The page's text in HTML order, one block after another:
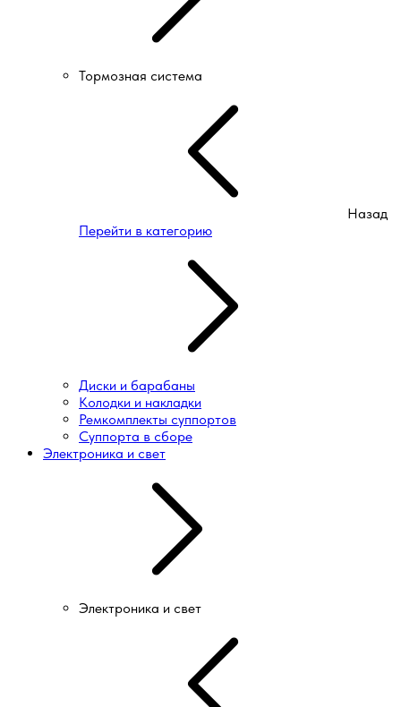
Тормозная система
Назад
Перейти в категорию
Диски и барабаны
Колодки и накладки
Ремкомплекты суппортов
Суппорта в сборе
Электроника и свет
Электроника и свет